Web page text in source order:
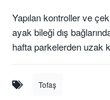
Yapılan kontroller ve
ayak bileği dış
hafta parkelerden uzak
Tofaş